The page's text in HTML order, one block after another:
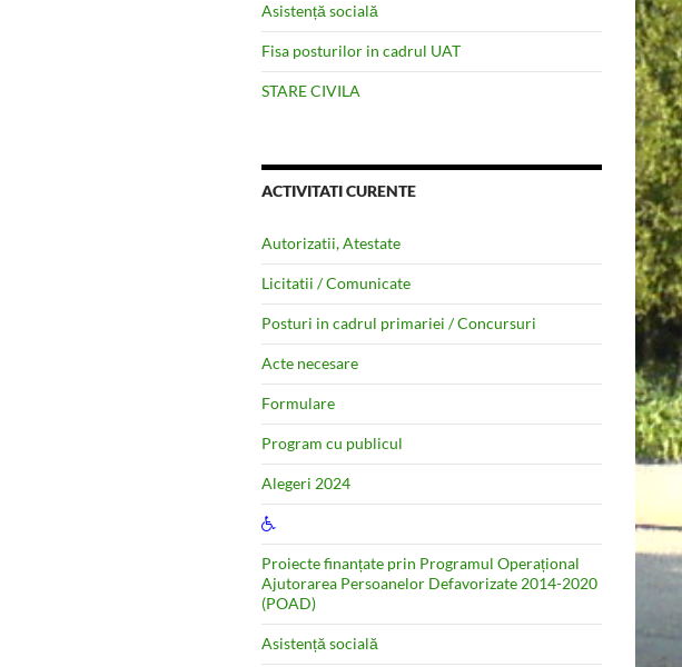
Asistență socială
Fisa posturilor in cadrul UAT
STARE CIVILA
ACTIVITATI CURENTE
Autorizatii, Atestate
Licitatii / Comunicate
Posturi in cadrul primariei / Concursuri
Acte necesare
Formulare
Program cu publicul
Alegeri 2024
Proiecte finanțate prin Programul Operațional
Ajutorarea Persoanelor Defavorizate 2014-2020
(POAD)
Asistență socială